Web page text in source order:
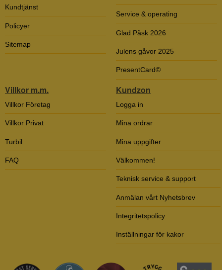
Kundtjänst
Policyer
Sitemap
Service & operating
Glad Påsk 2026
Julens gåvor 2025
PresentCard©
Villkor m.m.
Villkor Företag
Villkor Privat
Turbil
FAQ
Kundzon
Logga in
Mina ordrar
Mina uppgifter
Välkommen!
Teknisk service & support
Anmälan vårt Nyhetsbrev
Integritetspolicy
Inställningar för kakor